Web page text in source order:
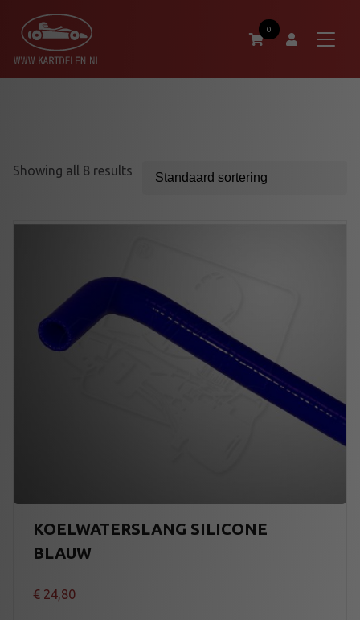
0
Showing all 8 results
KOELWATERSLANG SILICONE
BLAUW
€ 24,80